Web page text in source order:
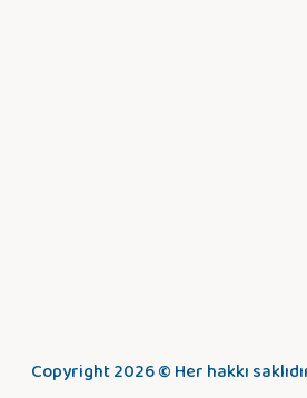
Copyright 2026 © Her hakkı